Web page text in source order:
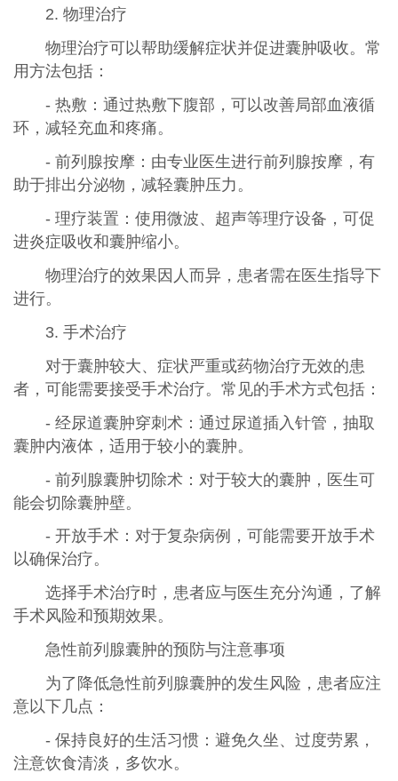
2. 物理治疗
物理治疗可以帮助缓解症状并促进囊肿吸收。常
用方法包括：
- 热敷：通过热敷下腹部，可以改善局部血液循
环，减轻充血和疼痛。
- 前列腺按摩：由专业医生进行前列腺按摩，有
助于排出分泌物，减轻囊肿压力。
- 理疗装置：使用微波、超声等理疗设备，可促
进炎症吸收和囊肿缩小。
物理治疗的效果因人而异，患者需在医生指导下
进行。
3. 手术治疗
对于囊肿较大、症状严重或药物治疗无效的患
者，可能需要接受手术治疗。常见的手术方式包括：
- 经尿道囊肿穿刺术：通过尿道插入针管，抽取
囊肿内液体，适用于较小的囊肿。
- 前列腺囊肿切除术：对于较大的囊肿，医生可
能会切除囊肿壁。
- 开放手术：对于复杂病例，可能需要开放手术
以确保治疗。
选择手术治疗时，患者应与医生充分沟通，了解
手术风险和预期效果。
急性前列腺囊肿的预防与注意事项
为了降低急性前列腺囊肿的发生风险，患者应注
意以下几点：
- 保持良好的生活习惯：避免久坐、过度劳累，
注意饮食清淡，多饮水。